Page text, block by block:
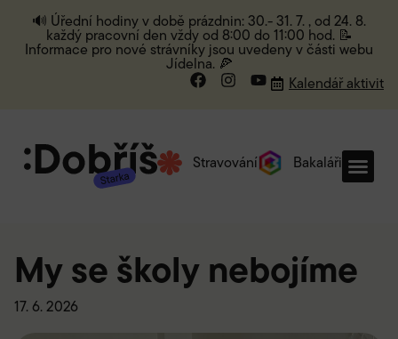
🔊 Úřední hodiny v době prázdnin: 30.- 31. 7. , od 24. 8.
každý pracovní den vždy od 8:00 do 11:00 hod. 📝
Informace pro nové strávníky jsou uvedeny v části webu
Jídelna. 🍕
Kalendář aktivit
Stravování Bakaláři
My se školy nebojíme
17. 6. 2026